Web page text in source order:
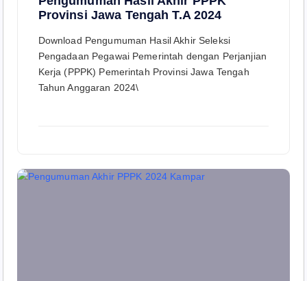
Provinsi Jawa Tengah T.A 2024
Download Pengumuman Hasil Akhir Seleksi
Pengadaan Pegawai Pemerintah dengan Perjanjian
Kerja (PPPK) Pemerintah Provinsi Jawa Tengah
Tahun Anggaran 2024\